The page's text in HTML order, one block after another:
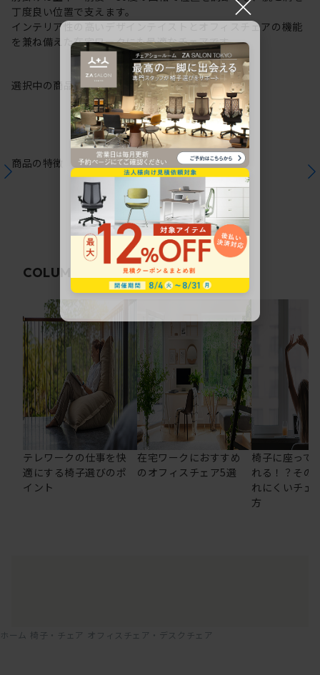
丁度良い位置で支えます。
インテリア性の高いデザインテイストとオフィスチェアの機能
を兼ね備えた在宅ワークにも最適なチェアです。
選択中の商品情報保証注意事項
商品の特徴
COLUMN 関連コラム
テレワークの仕事を快
適にする椅子選びのポ
イント
在宅ワークにおすすめ
のオフィスチェア5選
椅子に座って
れる！？その
れにくいチェ
方
ホーム 椅子・チェア オフィスチェア・デスクチェア